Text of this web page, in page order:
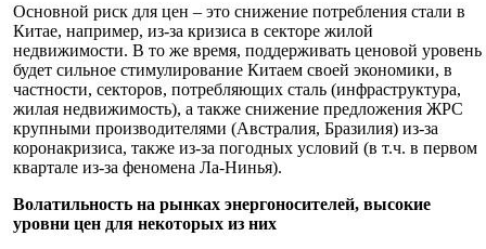
Основной риск для цен – это снижение потребления стали в
Китае, например, из-за кризиса в секторе жилой
недвижимости. В то же время, поддерживать ценовой уровень
будет сильное стимулирование Китаем своей экономики, в
частности, секторов, потребляющих сталь (инфраструктура,
жилая недвижимость), а также снижение предложения ЖРС
крупными производителями (Австралия, Бразилия) из-за
коронакризиса, также из-за погодных условий (в т.ч. в первом
квартале из-за феномена Ла-Нинья).
Волатильность на рынках энергоносителей, высокие
уровни цен для некоторых из них